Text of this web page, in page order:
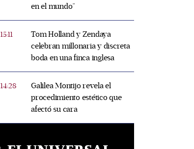
en el mundo”
15:11
Tom Holland y Zendaya
celebran millonaria y discreta
boda en una finca inglesa
14:28
Galilea Montijo revela el
procedimiento estético que
afectó su cara